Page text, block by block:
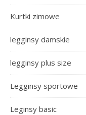
Kurtki zimowe
legginsy damskie
legginsy plus size
Legginsy sportowe
Leginsy basic